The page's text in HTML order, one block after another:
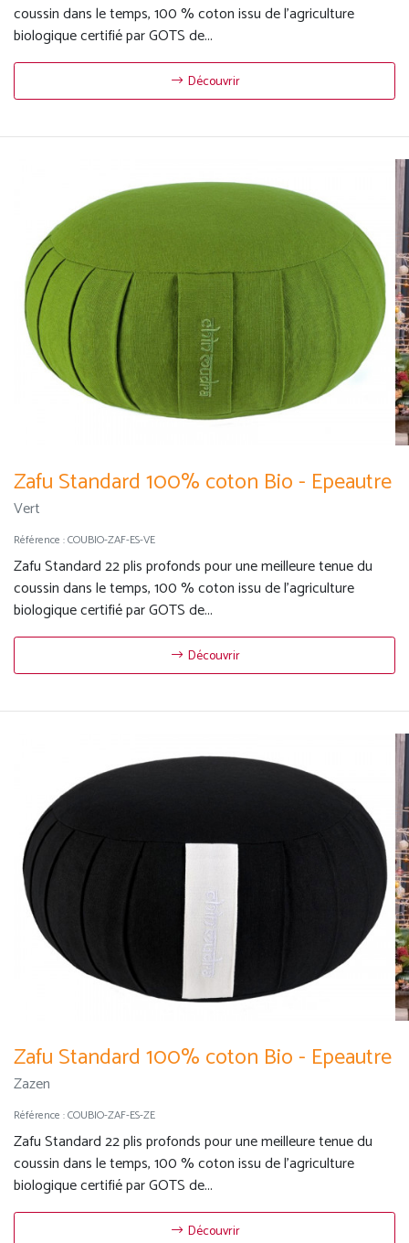
coussin dans le temps, 100 % coton issu de l'agriculture
biologique certifié par GOTS de...
Découvrir
Zafu Standard 100% coton Bio - Epeautre
Vert
Référence :COUBIO-ZAF-ES-VE
Zafu Standard 22 plis profonds pour une meilleure tenue du
coussin dans le temps, 100 % coton issu de l'agriculture
biologique certifié par GOTS de...
Découvrir
Zafu Standard 100% coton Bio - Epeautre
Zazen
Référence :COUBIO-ZAF-ES-ZE
Zafu Standard 22 plis profonds pour une meilleure tenue du
coussin dans le temps, 100 % coton issu de l'agriculture
biologique certifié par GOTS de...
Découvrir